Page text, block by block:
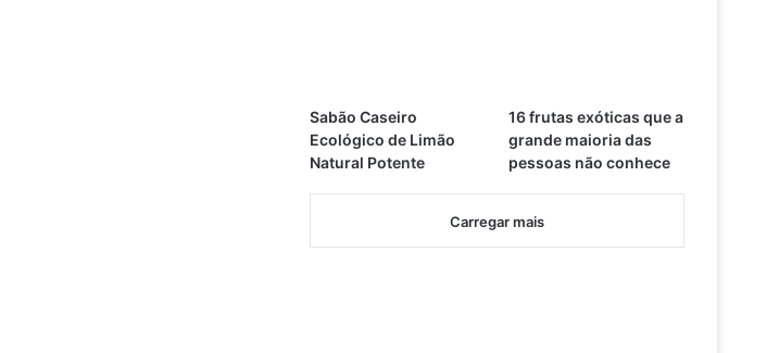
Sabão Caseiro
Ecológico de Limão
Natural Potente
16 frutas exóticas que a
grande maioria das
pessoas não conhece
Carregar mais